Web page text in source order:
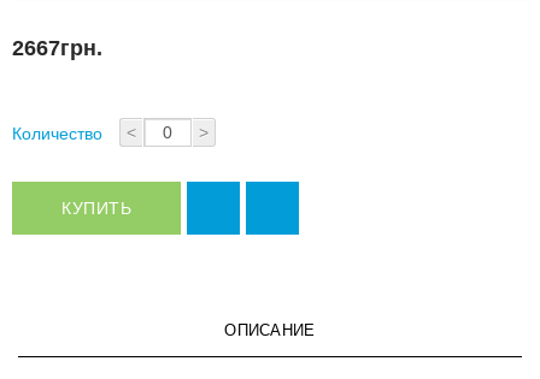
2667грн.
Количество < >
КУПИТЬ
ОПИСАНИЕ